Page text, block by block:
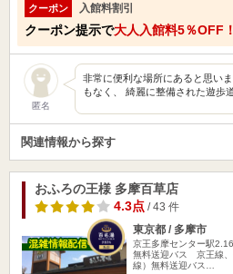
クーポン 入館料割引
クーポン提示で大人入館料5％OFF！
匿名
非常に便利な場所にあると思い
もなく、 綺麗に整備された遊歩
関連情報から探す
おふろの王様 多摩百草店
4.3点/ 43 件
東京都 / 多摩市
京王多摩センター駅
無料送迎バス 京王線、
線）無料送迎バス…